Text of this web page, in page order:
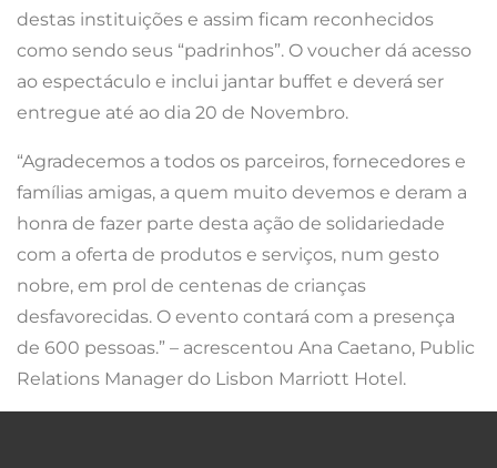
destas instituições e assim ficam reconhecidos
como sendo seus “padrinhos”. O voucher dá acesso
ao espectáculo e inclui jantar buffet e deverá ser
entregue até ao dia 20 de Novembro.
“Agradecemos a todos os parceiros, fornecedores e
famílias amigas, a quem muito devemos e deram a
honra de fazer parte desta ação de solidariedade
com a oferta de produtos e serviços, num gesto
nobre, em prol de centenas de crianças
desfavorecidas. O evento contará com a presença
de 600 pessoas.” – acrescentou Ana Caetano, Public
Relations Manager do Lisbon Marriott Hotel.